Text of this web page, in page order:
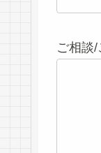
ご相談